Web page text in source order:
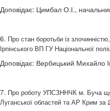
Доповідає: Цимбал О.І., начальник
6. Про стан боротьби із
Ірпінського ВП ГУ Національної
Доповідає: Вербицький Михайло
7. Про роботу УПСЗННЧК м. Буча
Луганської областей та АР Крим за